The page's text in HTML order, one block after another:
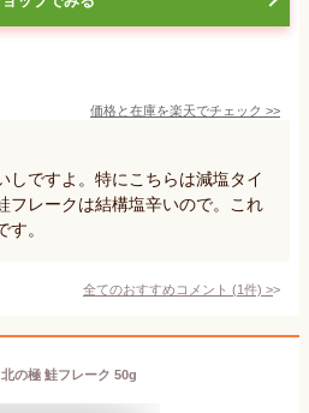
価格と在庫を楽天でチェック >>
しですよ。特にこちらは減塩タイ
フレークは結構塩辛いので。これ
。
全てのおすすめコメント (1件) >
北の極 鮭フレーク 50g